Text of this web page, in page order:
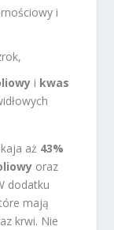
i
i kwas
aż 43%
oraz
dodatku
mają
krwi. Nie